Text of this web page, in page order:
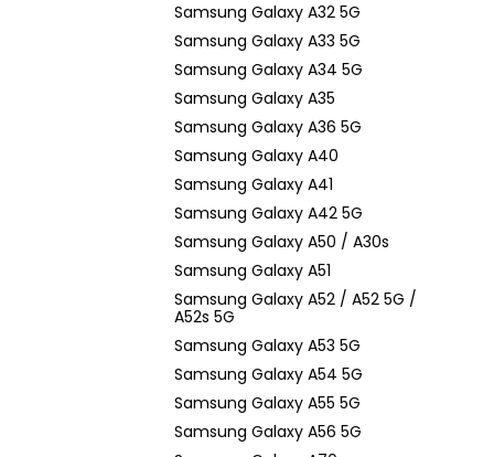
Samsung Galaxy A32 5G
Samsung Galaxy A33 5G
Samsung Galaxy A34 5G
Samsung Galaxy A35
Samsung Galaxy A36 5G
Samsung Galaxy A40
Samsung Galaxy A41
Samsung Galaxy A42 5G
Samsung Galaxy A50 / A30s
Samsung Galaxy A51
Samsung Galaxy A52 / A52 5G /
A52s 5G
Samsung Galaxy A53 5G
Samsung Galaxy A54 5G
Samsung Galaxy A55 5G
Samsung Galaxy A56 5G